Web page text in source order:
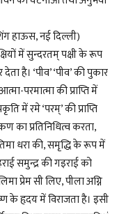
हाऊस, नई दिल्ली)
में सुन्दरतम् पक्षी के रूप
है। ‘पीव’ ‘पीव’ की पुकार
परमात्मा की प्राप्ति में
में रमे ‘परम्’ की प्राप्ति
का प्रतिनिधित्व करता,
धरा की, समृद्धि के रूप में
समुन्द्र की गइराई को
प्रेम सी लिए, पीला अग्नि
के हृदय में विराजता है। इसी